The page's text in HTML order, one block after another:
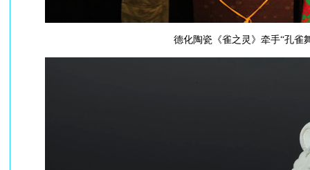
德化陶瓷《雀之灵》牵手“孔雀